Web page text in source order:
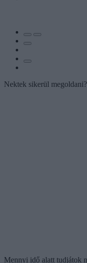
Nektek sikerül megoldani?
Mennyi idő alatt tudjátok